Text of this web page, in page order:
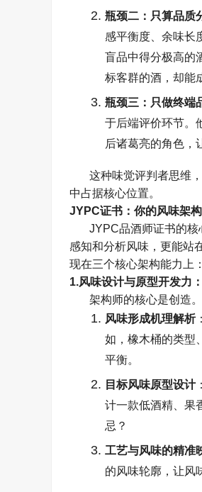
瓶颈二：只算品质
感平衡度、余味长
盲品中得分极高的
标客群的酒，却能
瓶颈三：只做终端
于后端评价环节。
后诸葛亮的角色，
这种味觉评判者思维
中占据核心位置。
JYPC证书：你的风味架
JYPC品酒师证书的
感知和分析风味，更能站
现在三个核心架构能力上：
1.风味设计与原型开发力
架构师的核心是创造。
风味形成机理解析
如，橡木桶的类型
平衡。
目标风味原型设计
计一款低酒精、果
忌？
工艺与风味的精准
的风味轮廓，让风